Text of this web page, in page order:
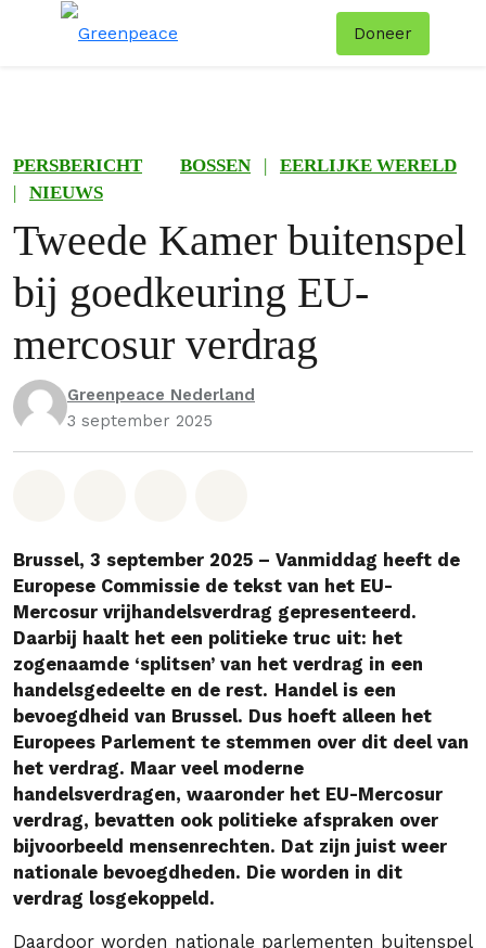
Doneer
PERSBERICHT BOSSEN |
EERLIJKE WERELD
|
NIEUWS
Tweede Kamer buitenspel
bij goedkeuring EU-
mercosur verdrag
Greenpeace Nederland
3 september 2025
Brussel, 3 september 2025 – Vanmiddag heeft de
Europese Commissie de tekst van het EU-
Mercosur vrijhandelsverdrag gepresenteerd.
Daarbij haalt het een politieke truc uit: het
zogenaamde ‘splitsen’ van het verdrag in een
handelsgedeelte en de rest. Handel is een
bevoegdheid van Brussel. Dus hoeft alleen het
Europees Parlement te stemmen over dit deel van
het verdrag. Maar veel moderne
handelsverdragen, waaronder het EU-Mercosur
verdrag, bevatten ook politieke afspraken over
bijvoorbeeld mensenrechten. Dat zijn juist weer
nationale bevoegdheden. Die worden in dit
verdrag losgekoppeld.
Daardoor worden nationale parlementen buitenspel